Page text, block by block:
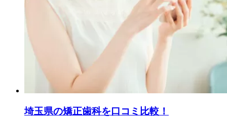
埼玉県の矯正歯科を口コミ比較！